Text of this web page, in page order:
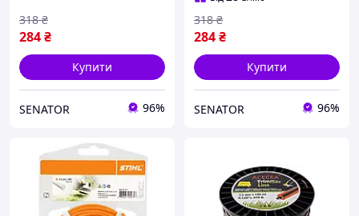
284₴
318 ₴
Купити
SENATOR 96%
284₴
318 ₴
Купити
SENATOR 96%